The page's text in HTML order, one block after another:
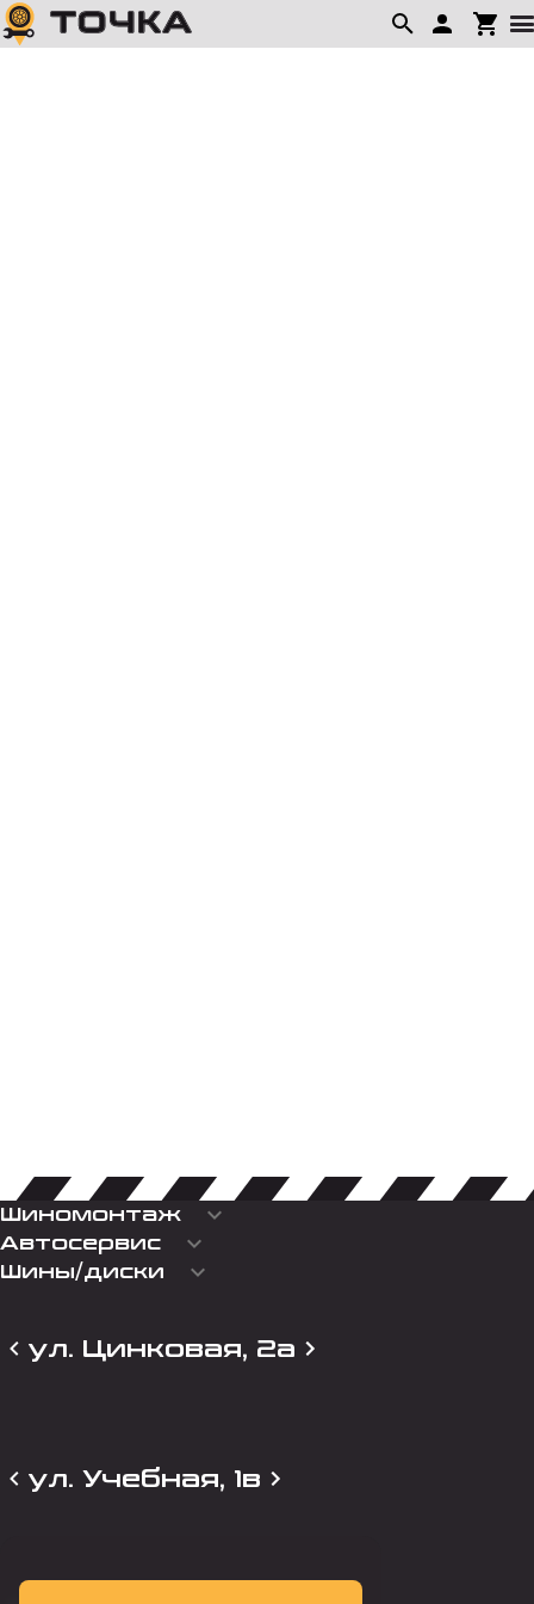
Шиномонтаж keyboard_arrow_down
Автосервис keyboard_arrow_down
Шины/диски keyboard_arrow_down
ул. Цинковая, 2а
ул. Учебная, 1в